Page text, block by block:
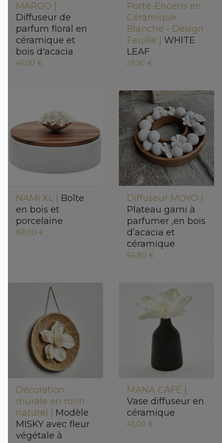
MARGO |
Diffuseur de
parfum floral en
céramique et
bois d'acacia
45,00 €
Porte-Encens en
Céramique
Blanche - Design
Feuille | WHITE
LEAF
29,50 €
NAMI XL | Boîte
en bois et
porcelaine
89,00 €
Diffuseur MOYO |
Plateau garni à
parfumer ,en bois
d’acacia et
céramique
64,80 €
Décoration
murale en rotin
naturel | Modèle
MISKY avec fleur
végétale à
MANA CAFÉ |
Vase diffuseur en
céramique
45,00 €